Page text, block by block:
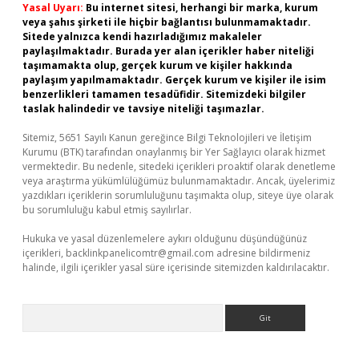
Yasal Uyarı: Bu internet sitesi, herhangi bir marka, kurum
veya şahıs şirketi ile hiçbir bağlantısı bulunmamaktadır.
Sitede yalnızca kendi hazırladığımız makaleler
paylaşılmaktadır. Burada yer alan içerikler haber niteliği
taşımamakta olup, gerçek kurum ve kişiler hakkında
paylaşım yapılmamaktadır. Gerçek kurum ve kişiler ile isim
benzerlikleri tamamen tesadüfidir. Sitemizdeki bilgiler
taslak halindedir ve tavsiye niteliği taşımazlar.
Sitemiz, 5651 Sayılı Kanun gereğince Bilgi Teknolojileri ve İletişim
Kurumu (BTK) tarafından onaylanmış bir Yer Sağlayıcı olarak hizmet
vermektedir. Bu nedenle, sitedeki içerikleri proaktif olarak denetleme
veya araştırma yükümlülüğümüz bulunmamaktadır. Ancak, üyelerimiz
yazdıkları içeriklerin sorumluluğunu taşımakta olup, siteye üye olarak
bu sorumluluğu kabul etmiş sayılırlar.
Hukuka ve yasal düzenlemelere aykırı olduğunu düşündüğünüz
içerikleri, backlinkpanelicomtr@gmail.com adresine bildirmeniz
halinde, ilgili içerikler yasal süre içerisinde sitemizden kaldırılacaktır.